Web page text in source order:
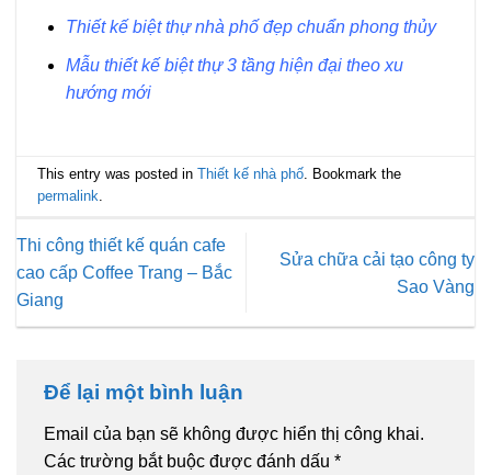
Thiết kế biệt thự nhà phố đẹp chuẩn phong thủy
Mẫu thiết kế biệt thự 3 tầng hiện đại theo xu
hướng mới
This entry was posted inThiết kế nhà phố. Bookmark the
permalink.
Thi công thiết kế quán cafe
cao cấp Coffee Trang – Bắc
Giang
Sửa chữa cải tạo công ty
Sao Vàng
Để lại một bình luận
Email của bạn sẽ không được hiển thị công khai.
Các trường bắt buộc được đánh dấu *